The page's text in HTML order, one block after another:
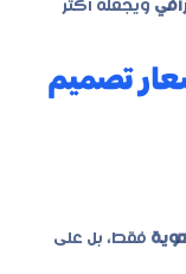
ويجعله أكثر
تصميم
فقط، بل على